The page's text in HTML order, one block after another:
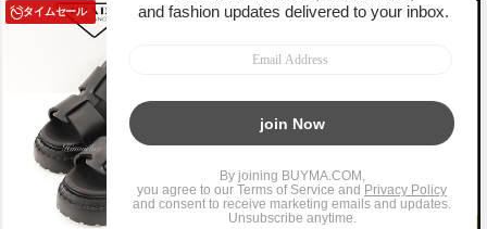
タイムセール タイムセール